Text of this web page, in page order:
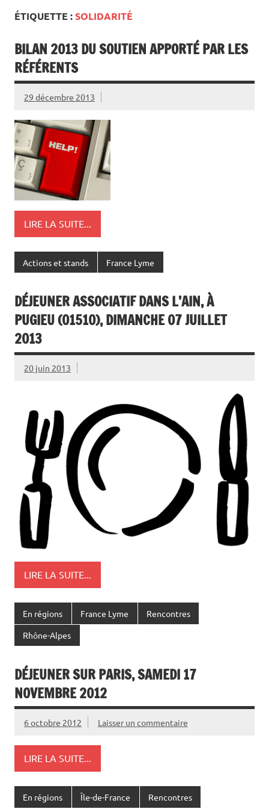
ÉTIQUETTE :SOLIDARITÉ
BILAN 2013 DU SOUTIEN APPORTÉ PAR LES
RÉFÉRENTS
29 décembre 2013
LIRE LA SUITE...
Actions et stands France Lyme
DÉJEUNER ASSOCIATIF DANS L’AIN, À
PUGIEU (01510), DIMANCHE 07 JUILLET
2013
20 juin 2013
LIRE LA SUITE...
En régions France Lyme Rencontres
Rhône-Alpes
DÉJEUNER SUR PARIS, SAMEDI 17
NOVEMBRE 2012
6 octobre 2012 Laisser un commentaire
LIRE LA SUITE...
En régions Île-de-France Rencontres